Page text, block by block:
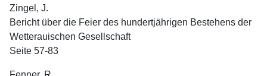
Zingel, J.
Bericht über die Feier des hundertjährigen Bestehens der
Wetterauischen Gesellschaft
Seite 57-83